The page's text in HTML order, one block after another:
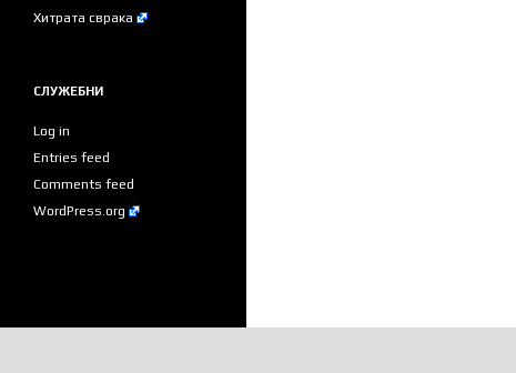
Хитрата сврака
СЛУЖЕБНИ
Log in
Entries feed
Comments feed
WordPress.org